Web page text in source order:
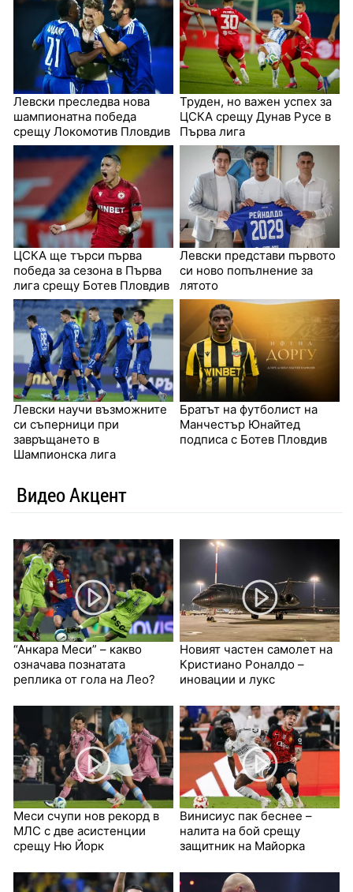
Левски преследва нова
шампионатна победа
срещу Локомотив Пловдив
Труден, но важен успех за
ЦСКА срещу Дунав Русе в
Първа лига
ЦСКА ще търси първа
победа за сезона в Първа
лига срещу Ботев Пловдив
Левски представи първото
си ново попълнение за
лятото
Левски научи възможните
си съперници при
завръщането в
Шампионска лига
Братът на футболист на
Манчестър Юнайтед
подписа с Ботев Пловдив
Видео Акцент
“Анкара Меси” – какво
означава познатата
реплика от гола на Лео?
Новият частен самолет на
Кристиано Роналдо –
иновации и лукс
Меси счупи нов рекорд в
МЛС с две асистенции
срещу Ню Йорк
Винисиус пак беснее –
налита на бой срещу
защитник на Майорка